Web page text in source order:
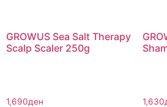
GROWUS Sea Salt Therapy
Scalp Scaler 250g
1,690ден 1,630